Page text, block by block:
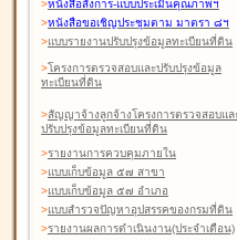
>หนังสือสังการ-แบบประเมินคุณภาพฯ
>หนังสือขอเชิญประชุมตาม มาตรา ๘ฯ
>แบบรายงานปรับปรุงข้อมูลทะเบียนที่ดิน
>โครงการตรวจสอบและปรับปรุงข้อมูล
ทะเบียนที่ดิน
>สัญญาจ้างลูกจ้างโครงการตรวจสอบแล
ปรับปรุงข้อมูลทะเบียนที่ดิน
>รายงานการควบคุมภายใน
>แบบเก็บข้อมูล ๕๗ สาขา
>แบบเก็บข้อมูล ๕๗ อำเภอ
>แบบสำรวจปัญหาอุปสรรคของกรมที่ดิน
>รายงานผลการดำเนินงาน(ประจำเดือน)